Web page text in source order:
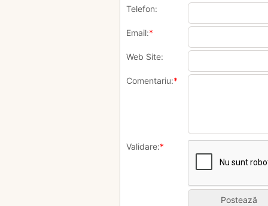
Telefon:
Email:*
Web Site:
Comentariu:*
Validare:*